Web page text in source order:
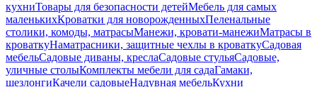
кухниТовары для безопасности детейМебель для самых
маленькихКроватки для новорожденныхПеленальные
столики, комоды, матрасыМанежи, кровати-манежиМатрасы в
кроваткуНаматрасники, защитные чехлы в кроваткуСадовая
мебельСадовые диваны, креслаСадовые стульяСадовые,
уличные столыКомплекты мебели для садаГамаки,
шезлонгиКачели садовыеНадувная мебельКухни